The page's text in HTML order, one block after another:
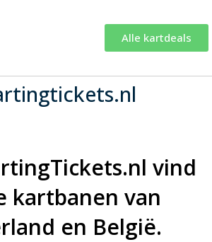
Alle kartdeals
vind
kartbanen van
en België.